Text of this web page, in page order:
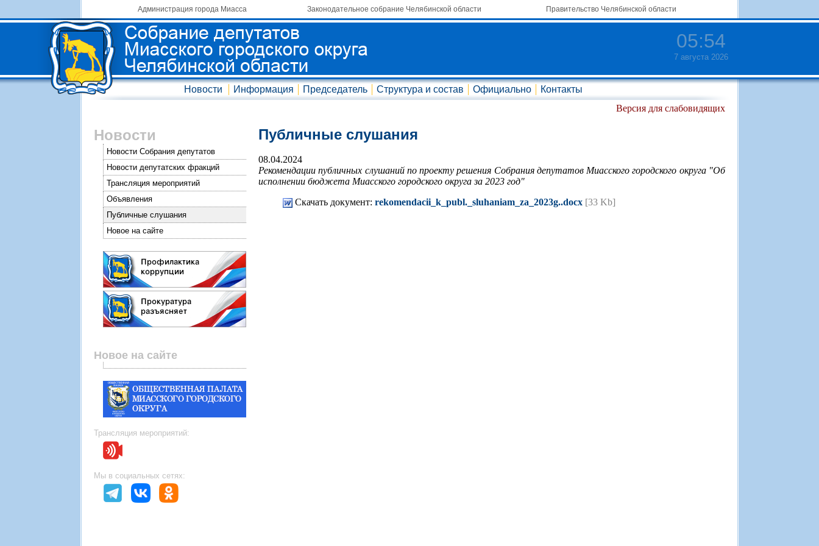
Администрация города Миасса Законодательное собрание Челябинской области Правительство Челябинской области
05:54
7 августа 2026
Новости Информация Председатель Структура и состав Официально
Контакты
Версия для слабовидящих
Новости
Новости Собрания депутатов
Новости депутатских фракций
Трансляция мероприятий
Объявления
Публичные слушания
Новое на сайте
Новое на сайте
Трансляция мероприятий:
Мы в социальных сетях:
Публичные слушания
08.04.2024
Рекомендации публичных слушаний по проекту решения Собрания депутатов Миасского городского округа "Об
исполнении бюджета Миасского городского округа за 2023 год"
Скачать документ: rekomendacii_k_publ._sluhaniam_za_2023g..docx [33 Kb]